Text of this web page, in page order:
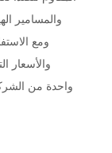
والمسامير
ومع
والأسعار